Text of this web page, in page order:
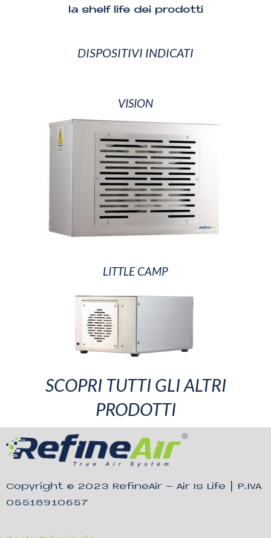
la shelf life dei prodotti
DISPOSITIVI INDICATI
VISION
LITTLE CAMP
SCOPRI TUTTI GLI ALTRI
PRODOTTI
Copyright © 2023 RefineAir – Air Is Life | P.IVA
05518910657